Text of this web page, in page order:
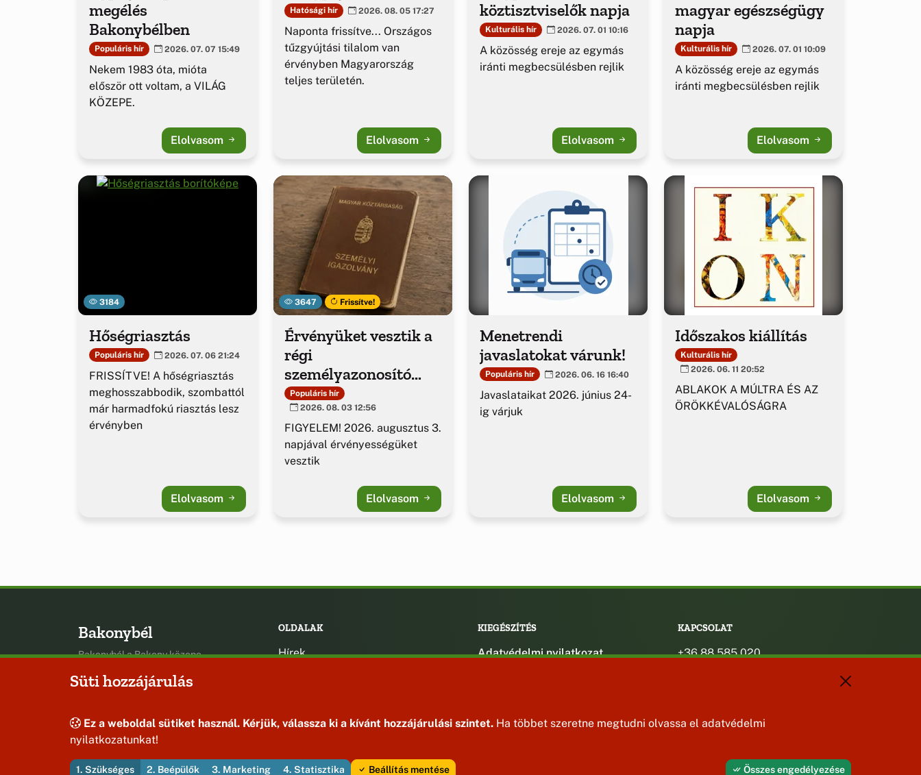
megélés
Bakonybélben
Populáris hír 2026. 07. 07 15:49
Nekem 1983 óta, mióta
először ott voltam, a VILÁG
KÖZEPE.
Elolvasom
Hatósági hír 2026. 08. 05 17:27
Naponta frissítve... Országos
tűzgyújtási tilalom van
érvényben Magyarország
teljes területén.
Elolvasom
köztisztviselők napja
Kulturális hír 2026. 07. 01 10:16
A közösség ereje az egymás
iránti megbecsülésben rejlik
Elolvasom
magyar egészségügy
napja
Kulturális hír 2026. 07. 01 10:09
A közösség ereje az egymás
iránti megbecsülésben rejlik
Elolvasom
3184
Hőségriasztás
Populáris hír 2026. 07. 06 21:24
FRISSÍTVE! A hőségriasztás
meghosszabbodik, szombattól
már harmadfokú riasztás lesz
érvényben
Elolvasom
3647 Frissítve!
Érvényüket vesztik a
régi
személyazonosító
igazolványok
Populáris hír
2026. 08. 03 12:56
FIGYELEM! 2026. augusztus 3.
napjával érvényességüket
vesztik
Elolvasom
Menetrendi
javaslatokat várunk!
Populáris hír 2026. 06. 16 16:40
Javaslataikat 2026. június 24-
ig várjuk
Elolvasom
Időszakos kiállítás
Kulturális hír
2026. 06. 11 20:52
ABLAKOK A MÚLTRA ÉS AZ
ÖRÖKKÉVALÓSÁGRA
Elolvasom
Bakonybél
Bakonybél a Bakony közepe
OLDALAK
Hírek
KIEGÉSZÍTÉS
Adatvédelmi nyilatkozat
KAPCSOLAT
+36 88 585 020
polgarmester@bakonybel.hu
Süti hozzájárulás
Ez a weboldal sütiket használ. Kérjük, válassza ki a kívánt hozzájárulási szintet. Ha többet szeretne megtudni olvassa el adatvédelmi
nyilatkozatunkat!
1. Szükséges 2. Beépülők 3. Marketing 4. Statisztika Beállítás mentése Összes engedélyezése